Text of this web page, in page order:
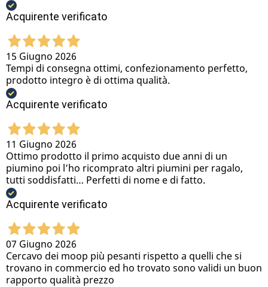
Acquirente verificato
15 Giugno 2026
Tempi di consegna ottimi, confezionamento perfetto,
prodotto integro è di ottima qualità.
Acquirente verificato
11 Giugno 2026
Ottimo prodotto il primo acquisto due anni di un
piumino poi l’ho ricomprato altri piumini per ragalo,
tutti soddisfatti… Perfetti di nome e di fatto.
Acquirente verificato
07 Giugno 2026
Cercavo dei moop più pesanti rispetto a quelli che si
trovano in commercio ed ho trovato sono validi un buon
rapporto qualità prezzo